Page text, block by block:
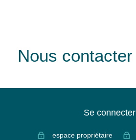
Nous contacter
Se connecter
espace propriétaire